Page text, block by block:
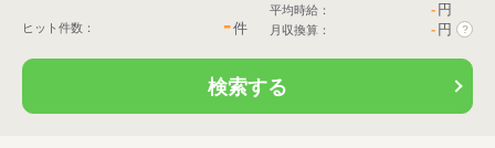
ヒット件数： -件
平均時給： - 円
月収換算： - 円 ?
検索する